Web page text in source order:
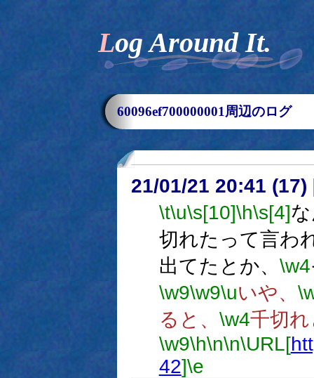
Log Around It.
60096ef700000001周辺のログ
21/01/21 20:41 (17)
\t\u\s[10]\h\s[4]
切れたって言わ
出てたとか、 \w4
\w9\w9\uいや、
ると、 \w4千切
\w9\h\n\n\URL[
42]\e